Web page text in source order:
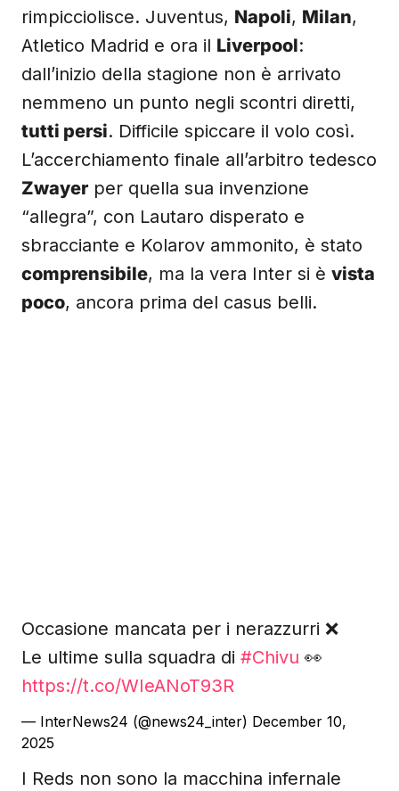
rimpicciolisce. Juventus, Napoli, Milan,
Atletico Madrid e ora il Liverpool:
dall’inizio della stagione non è arrivato
nemmeno un punto negli scontri diretti,
tutti persi. Difficile spiccare il volo così.
L’accerchiamento finale all’arbitro tedesco
Zwayer per quella sua invenzione
“allegra”, con Lautaro disperato e
sbracciante e Kolarov ammonito, è stato
comprensibile, ma la vera Inter si è vista
poco, ancora prima del casus belli.
Occasione mancata per i nerazzurri ❌
Le ultime sulla squadra di #Chivu 👀
https://t.co/WIeANoT93R
— InterNews24 (@news24_inter) December 10,
2025
I Reds non sono la macchina infernale